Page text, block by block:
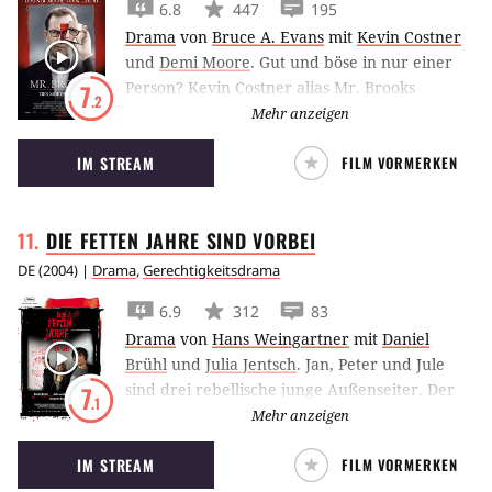
7.2
6.8 447
195
Drama von Bruce A. Evans mit Kevin Costner
und Demi Moore. Gut und böse in nur einer
Person? Kevin Costner alias Mr. Brooks
verkörpert beides.Mehr anzeigen
IM STREAM FILM VORMERKEN
DIE FETTEN JAHRE SINDVORBEI
DE(2004) | Drama,Gerechtigkeitsdrama
7.1
6.9 312
83
Drama von Hans Weingartner mit Daniel
Brühl und Julia Jentsch. Jan, Peter und Jule
sind drei rebellische junge Außenseiter. Der
eigenbrötlerische Jan (Daniel Brühl
eine tiefe Wut auf eine ungerechte Welt, sein
Mitbewohner Peter (
Stipe Erceg) teilt dieses
Mehr anzeigen
IM STREAM FILM VORMERKEN